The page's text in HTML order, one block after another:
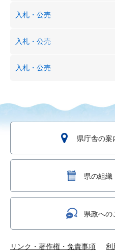
入札・公売
入札・公売
入札・公売
県庁舎の案
県の組織
県政への
リンク・著作権・免責事項 利